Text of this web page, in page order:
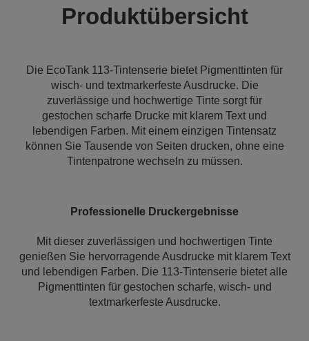
Produktübersicht
Die EcoTank 113-Tintenserie bietet Pigmenttinten für
wisch- und textmarkerfeste Ausdrucke. Die
zuverlässige und hochwertige Tinte sorgt für
gestochen scharfe Drucke mit klarem Text und
lebendigen Farben. Mit einem einzigen Tintensatz
können Sie Tausende von Seiten drucken, ohne eine
Tintenpatrone wechseln zu müssen.
Professionelle Druckergebnisse
Mit dieser zuverlässigen und hochwertigen Tinte
genießen Sie hervorragende Ausdrucke mit klarem Text
und lebendigen Farben. Die 113-Tintenserie bietet alle
Pigmenttinten für gestochen scharfe, wisch- und
textmarkerfeste Ausdrucke.